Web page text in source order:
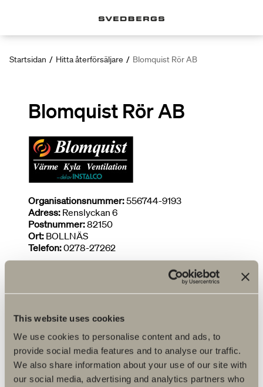
This website uses cookies
We use cookies to personalise content and ads, to
provide social media features and to analyse our traffic.
We also share information about your use of our site with
our social media, advertising and analytics partners who
Startsidan / Hitta återförsäljare / Blomquist Rör AB
Blomquist Rör AB
Organisationsnummer:556744-9193
Adress: Renslyckan 6
Postnummer:82150
Ort: BOLLNÄS
Telefon:0278-27262